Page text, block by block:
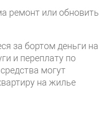
ремонт или обновить
за бортом деньги на
и переплату по
могут
на жилье